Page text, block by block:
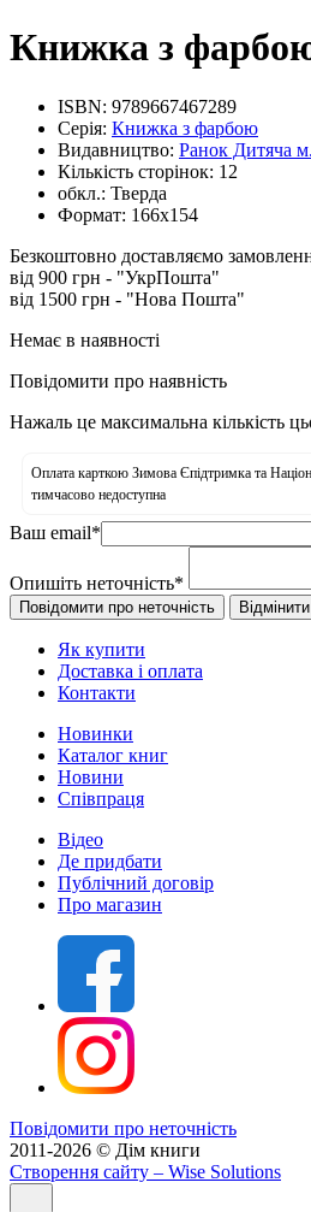
Книжка з
ISBN: 9789667467289
Серія: Книжка з фарбою
Видавництво: Ранок Дитяча
Кількість сторінок: 12
обкл.: Тверда
Формат: 166х154
Безкоштовно доставляємо
від 900 грн - "УкрПошта"
від 1500 грн - "Нова Пошта"
Немає в наявності
Повідомити про наявність
Нажаль це максимальна кількість
Оплата карткою Зимова Єпідтримка та
тимчасово недоступна
Ваш email*
Опишіть неточність*
Як купити
Доставка і оплата
Контакти
Новинки
Каталог книг
Новини
Співпраця
Відео
Де придбати
Публічний договір
Про магазин
Повідомити про неточність
2011-2026 © Дім книги
Створення сайту – Wise Solutions